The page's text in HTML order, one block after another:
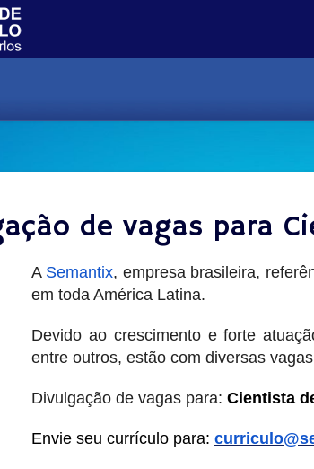
de vagas para
A Semantix, empresa brasileira,
em toda América Latina.
Devido ao crescimento e forte
entre outros, estão com diversas
Divulgação de vagas para: Cientista
Envie seu currículo para: